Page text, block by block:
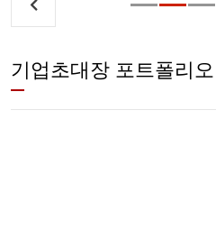
기업초대장 포트폴리오